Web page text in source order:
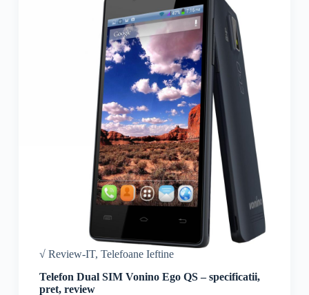
√ Review-IT, Telefoane Ieftine
Telefon Dual SIM Vonino Ego QS – specificatii,
pret, review